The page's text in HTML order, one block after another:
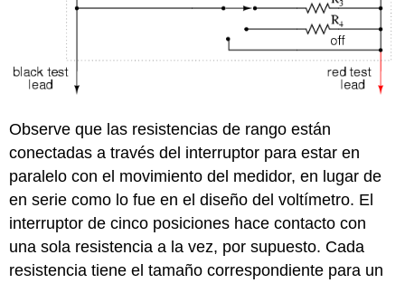
Observe que las resistencias de rango están
conectadas a través del interruptor para estar en
paralelo con el movimiento del medidor, en lugar de
en serie como lo fue en el diseño del voltímetro. El
interruptor de cinco posiciones hace contacto con
una sola resistencia a la vez, por supuesto. Cada
resistencia tiene el tamaño correspondiente para un